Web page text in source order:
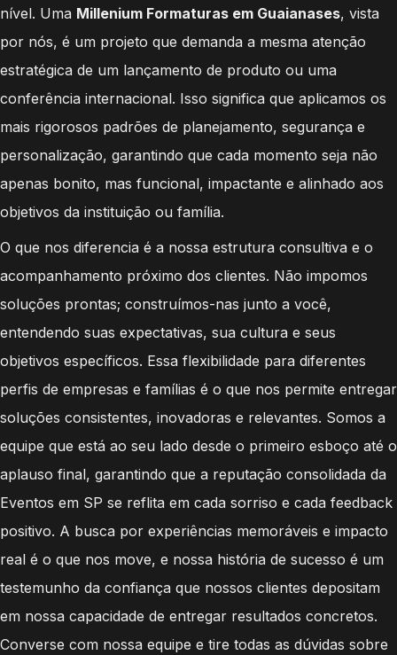
nível. Uma Millenium Formaturas em Guaianases, vista
por nós, é um projeto que demanda a mesma atenção
estratégica de um lançamento de produto ou uma
conferência internacional. Isso significa que aplicamos os
mais rigorosos padrões de planejamento, segurança e
personalização, garantindo que cada momento seja não
apenas bonito, mas funcional, impactante e alinhado aos
objetivos da instituição ou família.
O que nos diferencia é a nossa estrutura consultiva e o
acompanhamento próximo dos clientes. Não impomos
soluções prontas; construímos-nas junto a você,
entendendo suas expectativas, sua cultura e seus
objetivos específicos. Essa flexibilidade para diferentes
perfis de empresas e famílias é o que nos permite entregar
soluções consistentes, inovadoras e relevantes. Somos a
equipe que está ao seu lado desde o primeiro esboço até o
aplauso final, garantindo que a reputação consolidada da
Eventos em SP se reflita em cada sorriso e cada feedback
positivo. A busca por experiências memoráveis e impacto
real é o que nos move, e nossa história de sucesso é um
testemunho da confiança que nossos clientes depositam
em nossa capacidade de entregar resultados concretos.
Converse com nossa equipe e tire todas as dúvidas sobre